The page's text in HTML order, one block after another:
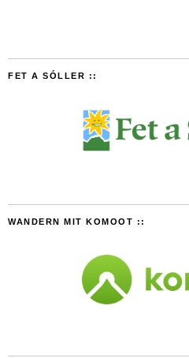
FET A SÓLLER ::
WANDERN MIT KOMOOT ::